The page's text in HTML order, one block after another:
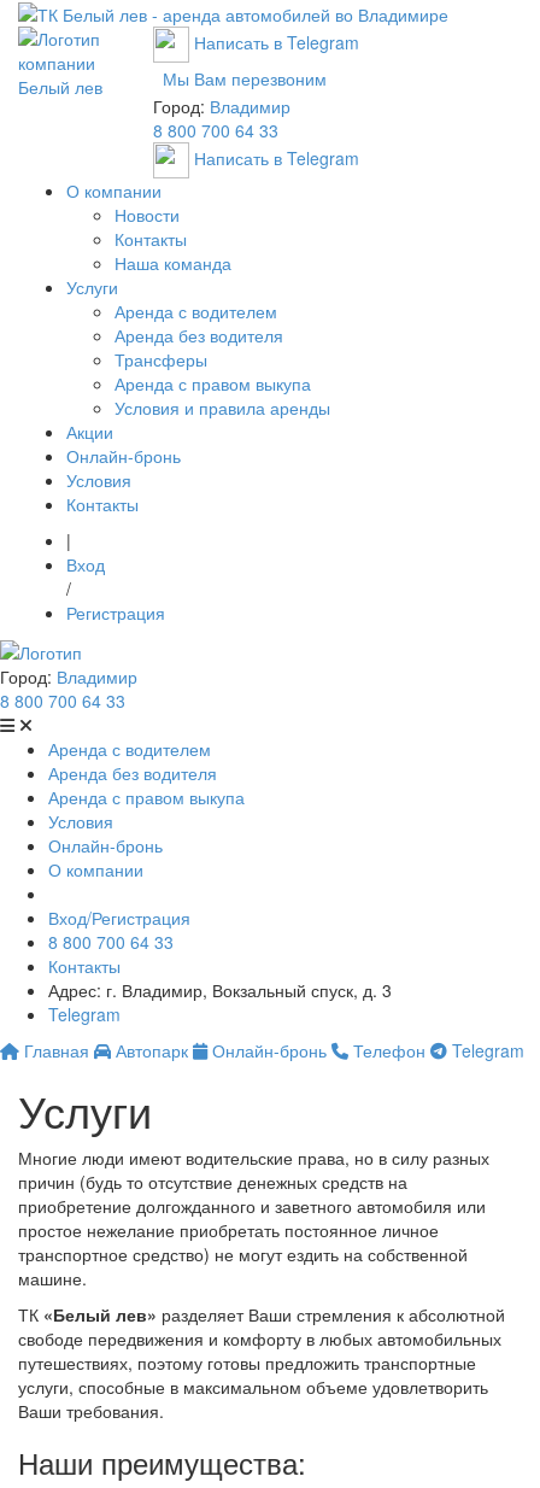
Написать в Telegram
Мы Вам перезвоним
Город: Владимир
8 800 700 64 33
Написать в Telegram
О компании
Новости
Контакты
Наша команда
Услуги
Аренда с водителем
Аренда без водителя
Трансферы
Аренда с правом выкупа
Условия и правила аренды
Акции
Онлайн-бронь
Условия
Контакты
|
Вход
/
Регистрация
Город: Владимир
8 800 700 64 33
Аренда с водителем
Аренда без водителя
Аренда с правом выкупа
Условия
Онлайн-бронь
О компании
Вход/Регистрация
8 800 700 64 33
Контакты
Адрес: г. Владимир, Вокзальный спуск, д. 3
Telegram
Главная
Автопарк Онлайн-бронь Телефон Telegram
Услуги
Многие люди имеют водительские права, но в силу разных
причин (будь то отсутствие денежных средств на
приобретение долгожданного и заветного автомобиля или
простое нежелание приобретать постоянное личное
транспортное средство) не могут ездить на собственной
машине.
ТК «Белый лев» разделяет Ваши стремления к абсолютной
свободе передвижения и комфорту в любых автомобильных
путешествиях, поэтому готовы предложить транспортные
услуги, способные в максимальном объеме удовлетворить
Ваши требования.
Наши преимущества: